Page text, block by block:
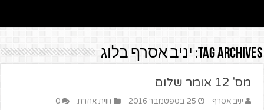
Tag Archives: יניב אסרף בלוג
מס' 12 אומר שלום
יניב אסרף 25 בספטמבר 2016 זווית אחרת 0